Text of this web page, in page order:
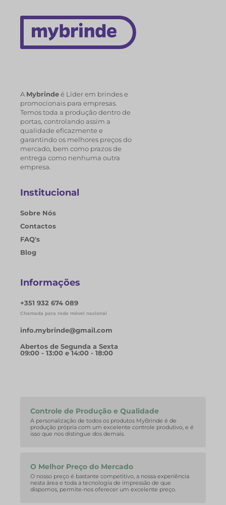
A Mybrindeé Líder em brindes e
promocionais para empresas.
Temos toda a produção dentro de
portas, controlando assim a
qualidade eficazmente e
garantindo os melhores preços do
mercado, bem como prazos de
entrega como nenhuma outra
empresa.
Institucional
Sobre Nós
Contactos
FAQ's
Blog
Informações
+351 932 674 089
Chamada para rede móvel nacional
info.mybrinde@gmail.com
Abertos de Segunda a Sexta
09:00 - 13:00 e 14:00 - 18:00
Controle de Produção e Qualidade
A personalização de todos os produtos MyBrinde é de
produção própria com um excelente controle produtivo, e é
isso que nos distingue dos demais.
O Melhor Preço do Mercado
O nosso preço é bastante competitivo, a nossa experiência
nesta área e toda a tecnologia de impressão de que
dispomos, permite-nos oferecer um excelente preço.